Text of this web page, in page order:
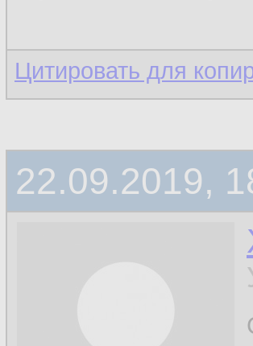
Цитировать для
22.09.2019,